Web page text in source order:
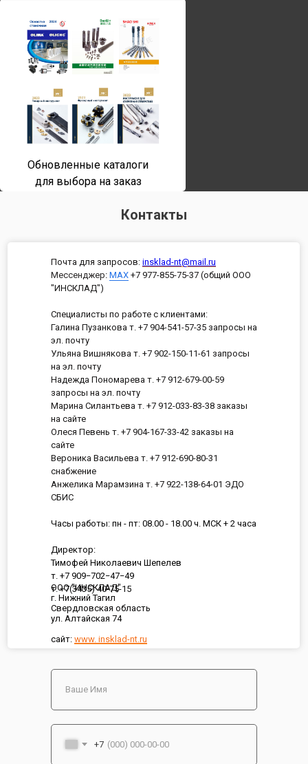
Обновленные каталоги
для выбора на заказ
Контакты
ООО "ИНСКЛАД"
г. Нижний Тагил
Свердловская область
ул. Алтайская 74
сайт: www. insklad-nt.ru
Почта для запросов: insklad-nt@mail.ru
Мессенджер: MAX +7 977-855-75-37 (общий ООО
"ИНСКЛАД")
Специалисты по работе с клиентами:
Галина Пузанкова т. +7 904-541-57-35 запросы на
эл. почту
Ульяна Вишнякова т. +7 902-150-11-61 запросы
на эл. почту
Надежда Пономарева т. +7 912-679-00-59
запросы на эл. почту
Марина Силантьева т. +7 912-033-83-38 заказы
на сайте
Олеся Певень т. +7 904-167-33-42 заказы на
сайте
Вероника Васильева т. +7 912-690-80-31
снабжение
Анжелика Марамзина т. +7 922-138-64-01 ЭДО
СБИС
Часы работы: пн - пт: 08.00 - 18.00 ч. МСК + 2 часа
Директор:
Тимофей Николаевич Шепелев
т. +7 909−702−47−49
т. +7(3435) 40-75-15
+7